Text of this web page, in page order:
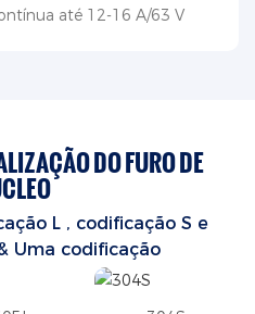
até 12-16 A/63 V
DO FURO DE
L , codificação S e
Uma codificação